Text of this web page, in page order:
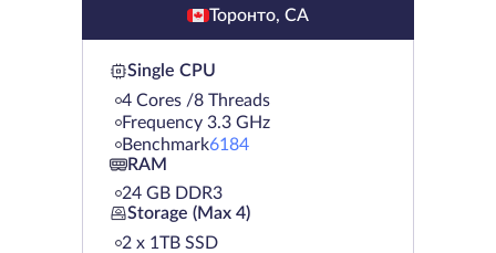
Торонто, CA
Single CPU
4 Cores /8 Threads
Frequency 3.3 GHz
Benchmark6184
RAM
24 GB DDR3
Storage (Max 4)
2 х 1TB SSD